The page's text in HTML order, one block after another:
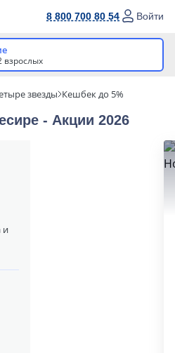
8 800 700 80 54 Войти
взрослых
звезды Кешбек до 5%
- Акции 2026
и